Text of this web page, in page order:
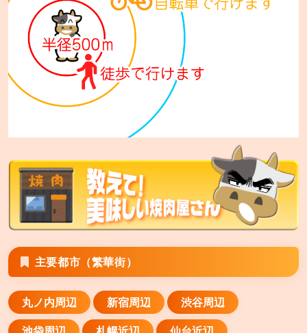
安楽亭 大和店
大和市深見台4−15−1
安楽亭 平塚四之宮店
平塚市四之宮6−4−32
安楽亭 八潮店
安楽亭 横須賀衣笠店
横須賀市山科台1−12
安楽亭 川崎南町店
川崎市川崎区南町21−6
安楽亭 霧ヶ丘店
横浜市緑区霧が丘2−9−8
主要都市（繁華街）
丸ノ内周辺 新宿周辺
渋谷周辺